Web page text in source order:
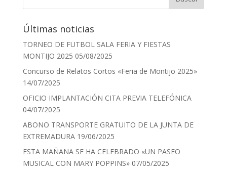
Últimas noticias
TORNEO DE FUTBOL SALA FERIA Y FIESTAS
MONTIJO 2025 05/08/2025
Concurso de Relatos Cortos «Feria de Montijo 2025»
14/07/2025
OFICIO IMPLANTACIÓN CITA PREVIA TELEFÓNICA
04/07/2025
ABONO TRANSPORTE GRATUITO DE LA JUNTA DE
EXTREMADURA 19/06/2025
ESTA MAÑANA SE HA CELEBRADO «UN PASEO
MUSICAL CON MARY POPPINS» 07/05/2025